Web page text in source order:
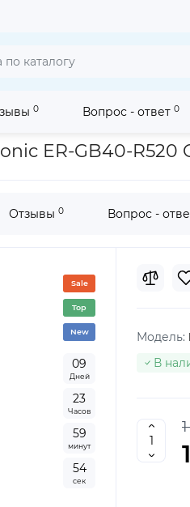
0 Вопрос - ответ 0
и усов Panasonic ER-GB40-
ER-GB40-R520
Отзывы 0 Вопрос -
Sale
Top
New
09
Дней
23
Часов
59
минут
53
сек
Модель:
В